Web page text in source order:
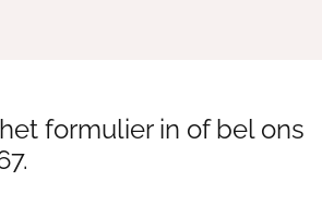
formulier in of bel ons